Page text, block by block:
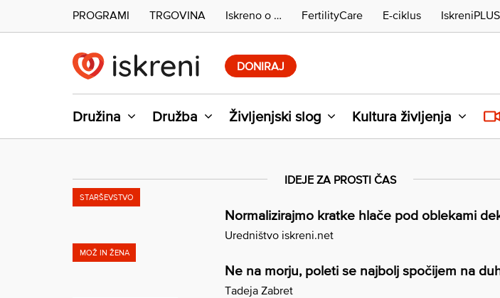
DONIRAJ
Družina Družba Življenjski slog Kultura življenja
PROGRAMI TRGOVINA Iskreno o … FertilityCare E-ciklus IskreniPLUS
IDEJE ZA PROSTI ČAS
STARŠEVSTVO
Normalizirajmo kratke hlače pod oblekami
Uredništvo iskreni.net
MOŽ IN ŽENA
Ne na morju, poleti se najbolj spočijem na
Tadeja Zabret